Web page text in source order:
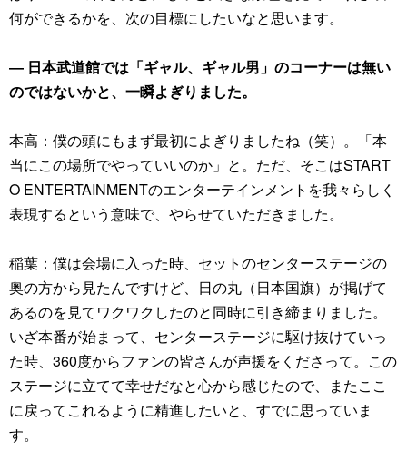
何ができるかを、次の目標にしたいなと思います。
― 日本武道館では「ギャル、ギャル男」のコーナーは無い
のではないかと、一瞬よぎりました。
本高：僕の頭にもまず最初によぎりましたね（笑）。「本
当にこの場所でやっていいのか」と。ただ、そこはSTART
O ENTERTAINMENTのエンターテインメントを我々らしく
表現するという意味で、やらせていただきました。
稲葉：僕は会場に入った時、セットのセンターステージの
奥の方から見たんですけど、日の丸（日本国旗）が掲げて
あるのを見てワクワクしたのと同時に引き締まりました。
いざ本番が始まって、センターステージに駆け抜けていっ
た時、360度からファンの皆さんが声援をくださって。この
ステージに立てて幸せだなと心から感じたので、またここ
に戻ってこれるように精進したいと、すでに思っていま
す。